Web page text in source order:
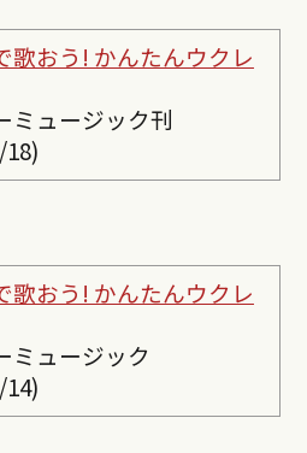
歌おう! かんたんウクレ
ミュージック刊
歌おう! かんたんウクレ
ミュージック